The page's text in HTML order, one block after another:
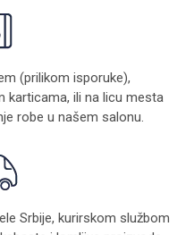
(prilikom isporuke),
karticama, ili na licu mesta
robe u našem salonu.
Srbije, kurirskom službom